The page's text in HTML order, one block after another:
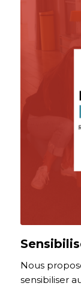
Nous
sensibiliser